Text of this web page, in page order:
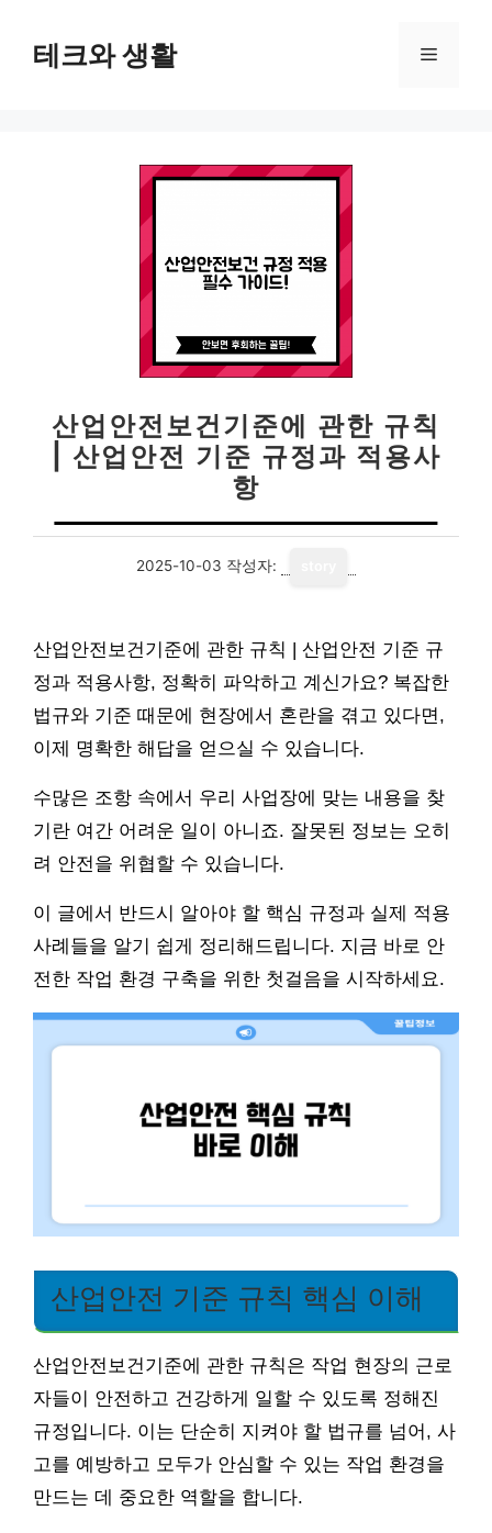
테크와 생활 메
산업안전보건기준에 관한 규칙
| 산업안전 기준 규정과 적용사
항
2025-10-03 작성자:
산업안전보건기준에 관한 규칙 | 산업안전 기준 규
정과 적용사항, 정확히 파악하고 계신가요? 복잡한
법규와 기준 때문에 현장에서 혼란을 겪고 있다면,
이제 명확한 해답을 얻으실 수 있습니다.
수많은 조항 속에서 우리 사업장에 맞는 내용을 찾
기란 여간 어려운 일이 아니죠. 잘못된 정보는 오히
려 안전을 위협할 수 있습니다.
이 글에서 반드시 알아야 할 핵심 규정과 실제 적용
사례들을 알기 쉽게 정리해드립니다. 지금 바로 안
전한 작업 환경 구축을 위한 첫걸음을 시작하세요.
산업안전 기준 규칙 핵심 이해
산업안전보건기준에 관한 규칙은 작업 현장의 근로
자들이 안전하고 건강하게 일할 수 있도록 정해진
규정입니다. 이는 단순히 지켜야 할 법규를 넘어, 사
고를 예방하고 모두가 안심할 수 있는 작업 환경을
만드는 데 중요한 역할을 합니다.